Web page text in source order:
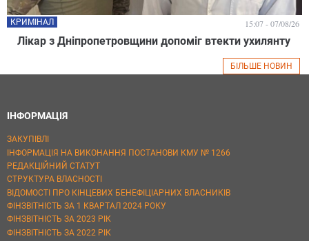
Лікар з Дніпропетровщини допоміг втекти ухилянту
КРИМІНАЛ 15:07 - 07/08/26
БІЛЬШЕ НОВИН
ІНФОРМАЦІЯ
ЗАКУПІВЛІ
ІНФОРМАЦІЯ НА ВИКОНАННЯ ПОСТАНОВИ КМУ № 1266
РЕДАКЦІЙНИЙ СТАТУТ
СТРУКТУРА ВЛАСНОСТІ
ВІДОМОСТІ ПРО КІНЦЕВИХ БЕНЕФІЦІАРНИХ ВЛАСНИКІВ
ФІНЗВІТНІСТЬ ЗА 1 КВАРТАЛ 2024 РОКУ
ФІНЗВІТНІСТЬ ЗА 2023 РІК
ФІНЗВІТНІСТЬ ЗА 2022 РІК